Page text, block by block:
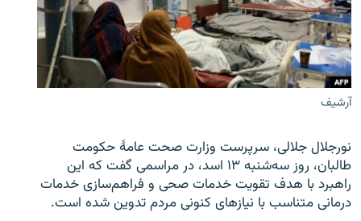
آرشیف
نورجلال جلالی، سرپرست وزارت صحت عامۀ حکومت
طالبان، روز سه‌شنبه ۱۳ اسد، در مراسمی گفت که این
راهبرد با هدف تقویت خدمات صحی و فراهم‌سازی خدمات
درمانی متناسب با نیازهای کنونی مردم تدوین شده است.